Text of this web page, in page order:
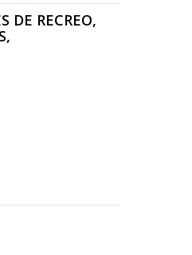
DE RECREO,